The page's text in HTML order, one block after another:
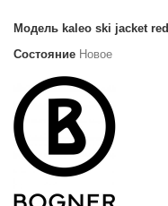
Модель kaleo ski jacket red
Состояние Новое